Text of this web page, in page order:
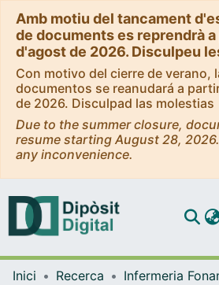
Amb motiu del tancament
de documents es reprendrà
d'agost de 2026. Disculpeu
Con motivo del cierre de verano,
documentos se reanudará a
de 2026. Disculpad las molestias
Due to the summer closure,
resume starting August 28,
any inconvenience.
Navega
Inici Recerca